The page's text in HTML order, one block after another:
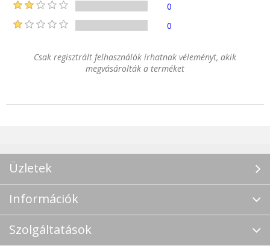
0
0
Csak regisztrált felhasználók írhatnak véleményt, akik
megvásárolták a terméket
Üzletek
Információk
Szolgáltatások